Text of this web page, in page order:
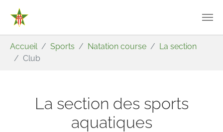
Accueil Sports Natation course
La section
Club
La section des sports
aquatiques